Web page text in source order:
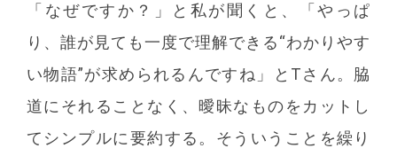
「なぜですか？」と私が聞くと、「やっぱ
り、誰が見ても一度で理解できる“わかりやす
い物語”が求められるんですね」とTさん。脇
道にそれることなく、曖昧なものをカットし
てシンプルに要約する。そういうことを繰り